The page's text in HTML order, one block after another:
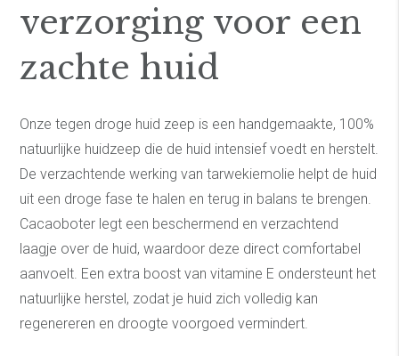
verzorging voor een
zachte huid
Onze tegen droge huid zeep is een handgemaakte, 100%
natuurlijke huidzeep die de huid intensief voedt en herstelt.
De verzachtende werking van tarwekiemolie helpt de huid
uit een droge fase te halen en terug in balans te brengen.
Cacaoboter legt een beschermend en verzachtend
laagje over de huid, waardoor deze direct comfortabel
aanvoelt. Een extra boost van vitamine E ondersteunt het
natuurlijke herstel, zodat je huid zich volledig kan
regenereren en droogte voorgoed vermindert.